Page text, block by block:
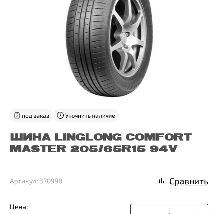
ШИНА LINGLONG COMFORT
MASTER 205/65R15 94V
под заказ Уточнить наличие
Цена:
Артикул: 370998 Сравнить